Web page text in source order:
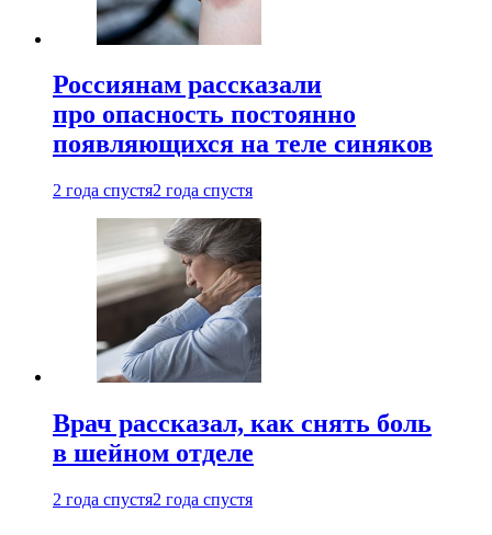
Россиянам рассказали
про опасность постоянно
появляющихся на теле синяков
2 года спустя2 года спустя
Врач рассказал, как снять боль
в шейном отделе
2 года спустя2 года спустя